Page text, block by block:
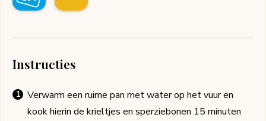
Instructies
Verwarm een ruime pan met water op het vuur en
kook hierin de krieltjes en sperziebonen 15 minuten